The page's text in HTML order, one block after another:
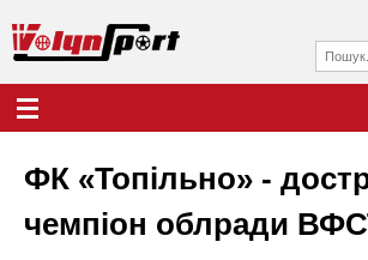
матеріалу
В
о
у
о
а
ф
о
ш
ФК «Топільно» -
чемпіон облради